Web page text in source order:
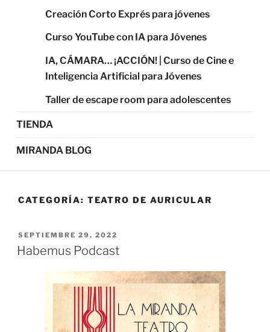
Creación Corto Exprés para jóvenes
Curso YouTube con IA para Jóvenes
IA, CÁMARA… ¡ACCIÓN! | Curso de Cine e
Inteligencia Artificial para Jóvenes
Taller de escape room para adolescentes
TIENDA
MIRANDA BLOG
CATEGORÍA: TEATRO DE AURICULAR
SEPTIEMBRE 29, 2022
Habemus Podcast